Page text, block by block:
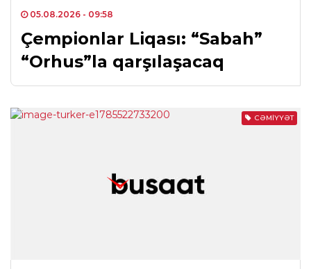
05.08.2026 - 09:58
Çempionlar Liqası: “Sabah”
“Orhus”la qarşılaşacaq
CƏMIYYƏT